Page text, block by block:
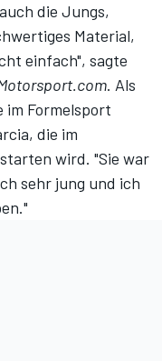
die Jungs,
Material,
einfach", sagte
. Als
Formelsport
die im
wird. "Sie war
sehr jung und ich